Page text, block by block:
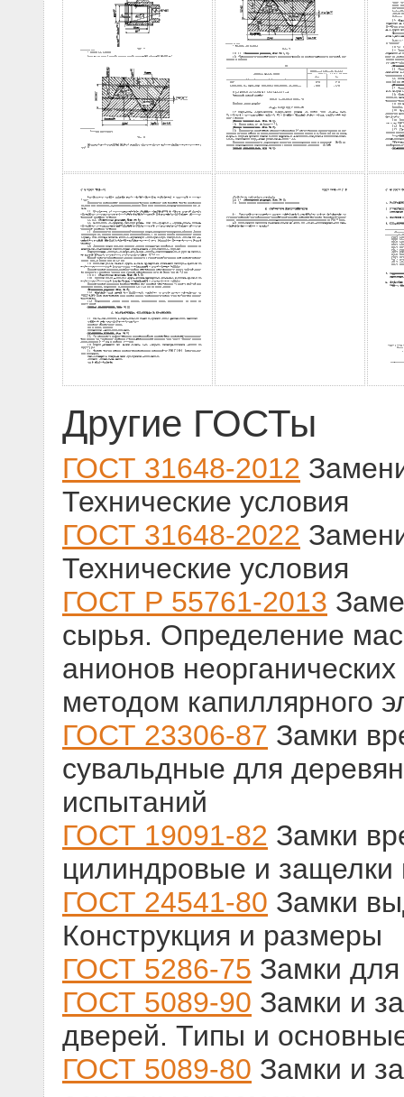
Другие ГОСТы
ГОСТ 31648-2012
Технические условия
ГОСТ 31648-2022
Технические условия
ГОСТ Р 55761-2013
сырья. Определение
анионов
методом капиллярного
ГОСТ 23306-87 Замки
сувальдные для
испытаний
ГОСТ 19091-82 Замки
цилиндровые и
ГОСТ 24541-80 Замки
Конструкция и размеры
ГОСТ 5286-75 Замки
ГОСТ 5089-90 Замки и
дверей. Типы и
ГОСТ 5089-80 Замки и